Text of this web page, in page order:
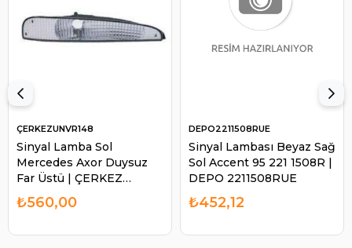
Sinyal Lamba Sol
Mercedes Axor Duysuz
Far Üstü | ÇERKEZ
UNVR148
ÇERKEZUNVR148
₺560,00
Sinyal Lambası Beyaz Sağ
Sol Accent 95 221 1508R |
DEPO 2211508RUE
DEPO2211508RUE
₺452,12